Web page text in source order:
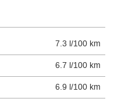
7.3 l/100 km
6.7 l/100 km
6.9 l/100 km